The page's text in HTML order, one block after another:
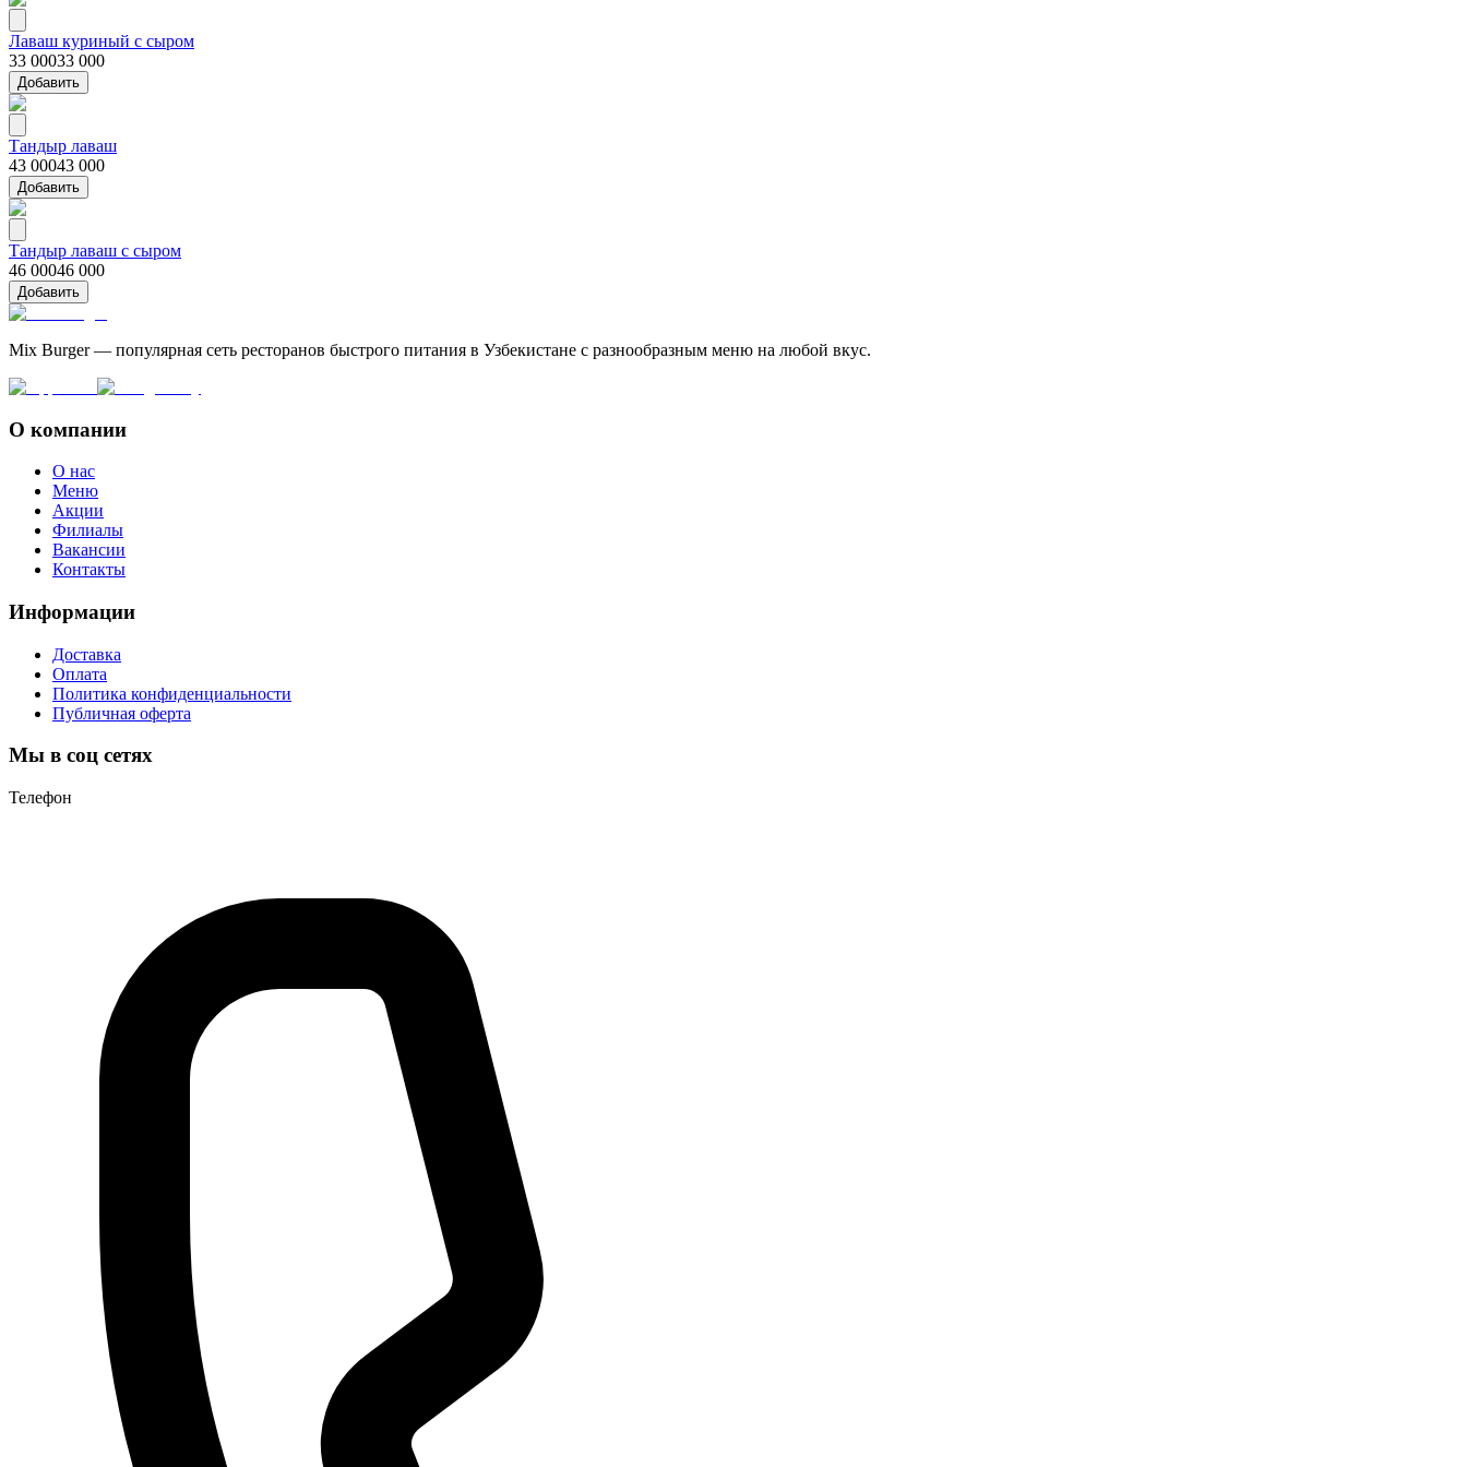
Лаваш куриный с сыром
33 00033 000
Добавить
Тандыр лаваш
43 00043 000
Добавить
Тандыр лаваш с сыром
46 00046 000
Добавить
Mix Burger — популярная сеть ресторанов быстрого питания в Узбекистане с разнообразным меню на любой вкус.
О компании
О нас
Меню
Акции
Филиалы
Вакансии
Контакты
Информации
Доставка
Оплата
Политика конфиденциальности
Публичная оферта
Мы в соц сетях
Телефон